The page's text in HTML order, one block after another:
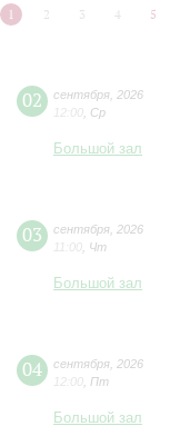
1 2 3 4 5
02 сентября 2026
12:00 Ср
Большой зал
03 сентября 2026
11:00 Чт
Большой зал
04 сентября 2026
12:00 Пт
Большой зал